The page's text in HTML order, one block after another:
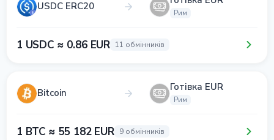
USDC ERC20
Рим
1 USDC ≈ 0.86 EUR 11 обмінників
Bitcoin Готівка EUR
Рим
1 BTC ≈ 55 182 EUR 9 обмінників